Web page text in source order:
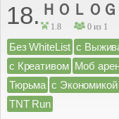
18. ＨＯＬＯ
1.8 0 из 1
Без WhiteList с
с Креативом Моб
Тюрьма с Экономикой
TNT Run